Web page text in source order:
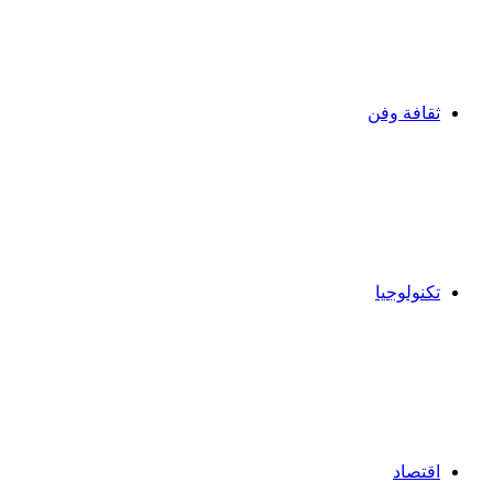
ثقافة وفن
تكنولوجيا
اقتصاد